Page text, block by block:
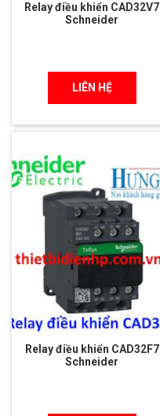
Relay điều khiển CAD32V7
Schneider
LIÊN HỆ
Relay điều khiển CAD32F7
Schneider